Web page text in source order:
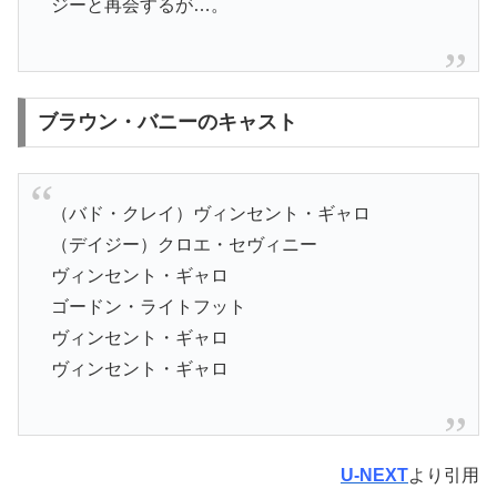
ジーと再会するが…。
ブラウン・バニーのキャスト
（バド・クレイ）ヴィンセント・ギャロ
（デイジー）クロエ・セヴィニー
ヴィンセント・ギャロ
ゴードン・ライトフット
ヴィンセント・ギャロ
ヴィンセント・ギャロ
U-NEXTより引用